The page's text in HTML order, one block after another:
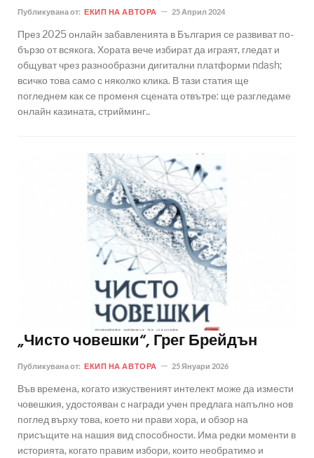
Публикувана от: ЕКИП НА АВТОРА 25 Април 2024
През 2025 онлайн забавленията в България се развиват по-
бързо от всякога. Хората вече избират да играят, гледат и
общуват чрез разнообразни дигитални платформи ndash;
всичко това само с няколко клика. В тази статия ще
погледнем как се променя сцената отвътре: ще разгледаме
онлайн казината, стрийминг..
„Чисто човешки“, Грег Брейдън
Публикувана от: ЕКИП НА АВТОРА 25 Януари 2026
Във времена, когато изкуственият интелект може да измести
човешкия, удостояван с награди учен предлага напълно нов
поглед върху това, което ни прави хора, и обзор на
присъщите на нашия вид способности. Има редки моменти в
историята, когато правим избори, които необратимо и